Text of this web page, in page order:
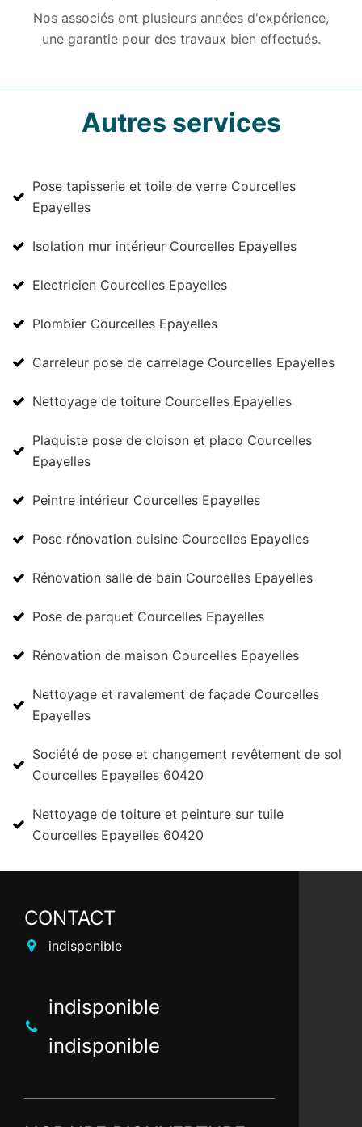
Nos associés ont plusieurs années d'expérience,
une garantie pour des travaux bien effectués.
Autres services
Pose tapisserie et toile de verre Courcelles
Epayelles
Isolation mur intérieur Courcelles Epayelles
Electricien Courcelles Epayelles
Plombier Courcelles Epayelles
Carreleur pose de carrelage Courcelles Epayelles
Nettoyage de toiture Courcelles Epayelles
Plaquiste pose de cloison et placo Courcelles
Epayelles
Peintre intérieur Courcelles Epayelles
Pose rénovation cuisine Courcelles Epayelles
Rénovation salle de bain Courcelles Epayelles
Pose de parquet Courcelles Epayelles
Rénovation de maison Courcelles Epayelles
Nettoyage et ravalement de façade Courcelles
Epayelles
Société de pose et changement revêtement de sol
Courcelles Epayelles 60420
Nettoyage de toiture et peinture sur tuile
Courcelles Epayelles 60420
CONTACT
indisponible
indisponible
indisponible